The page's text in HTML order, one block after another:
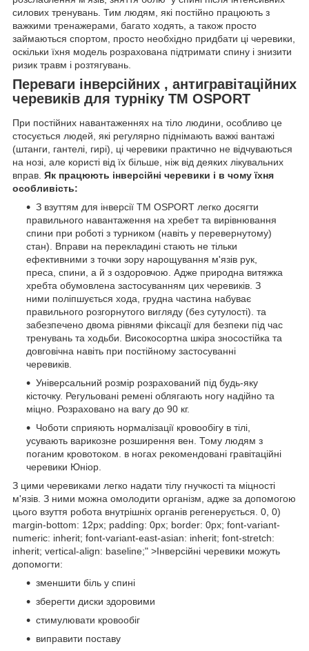
силових тренувань. Тим людям, які постійно працюють з
важкими тренажерами, багато ходять, а також просто
займаються спортом, просто необхідно придбати ці черевики,
оскільки їхня модель розрахована підтримати спину і знизити
ризик травм і розтягувань.
Переваги інверсійних , антигравітаційних
черевиків для турніку ТМ OSPORT
При постійних навантаженнях на тіло людини, особливо це
стосується людей, які регулярно піднімають важкі вантажі
(штанги, гантелі, гирі), ці черевики практично не відчуваються
на нозі, але користі від їх більше, ніж від деяких лікувальних
вправ. Як працюють інверсійні черевики і в чому їхня
особливість:
З взуттям для інверсії ТМ OSPORT легко досягти
правильного навантаження на хребет та вирівнювання
спини при роботі з турником (навіть у перевернутому)
стан). Вправи на перекладині стають не тільки
ефективними з точки зору нарощування м'язів рук,
преса, спини, а й з оздоровчою. Адже природна витяжка
хребта обумовлена застосуванням цих черевиків. З
ними поліпшується хода, грудна частина набуває
правильного розгорнутого вигляду (без сутулості). та
забезпечено двома рівнями фіксації для безпеки під час
тренувань та ходьби. Високосортна шкіра зносостійка та
довговічна навіть при постійному застосуванні
черевиків.
Універсальний розмір розрахований під будь-яку
кісточку. Регульовані ремені облягають ногу надійно та
міцно. Розраховано на вагу до 90 кг.
Чоботи сприяють нормалізації кровообігу в тілі,
усувають варикозне розширення вен. Тому людям з
поганим кровотоком. в ногах рекомендовані гравітаційні
черевики Юніор.
З цими черевиками легко надати тілу гнучкості та міцності
м'язів. З ними можна омолодити організм, адже за допомогою
цього взуття робота внутрішніх органів регенерується. 0, 0)
margin-bottom: 12px; padding: 0px; border: 0px; font-variant-
numeric: inherit; font-variant-east-asian: inherit; font-stretch:
inherit; vertical-align: baseline;" >Інверсійні черевики можуть
допомогти:
зменшити біль у спині
зберегти диски здоровими
стимулювати кровообіг
виправити поставу